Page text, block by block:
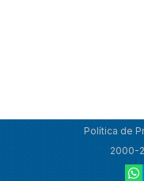
Política de
2000-